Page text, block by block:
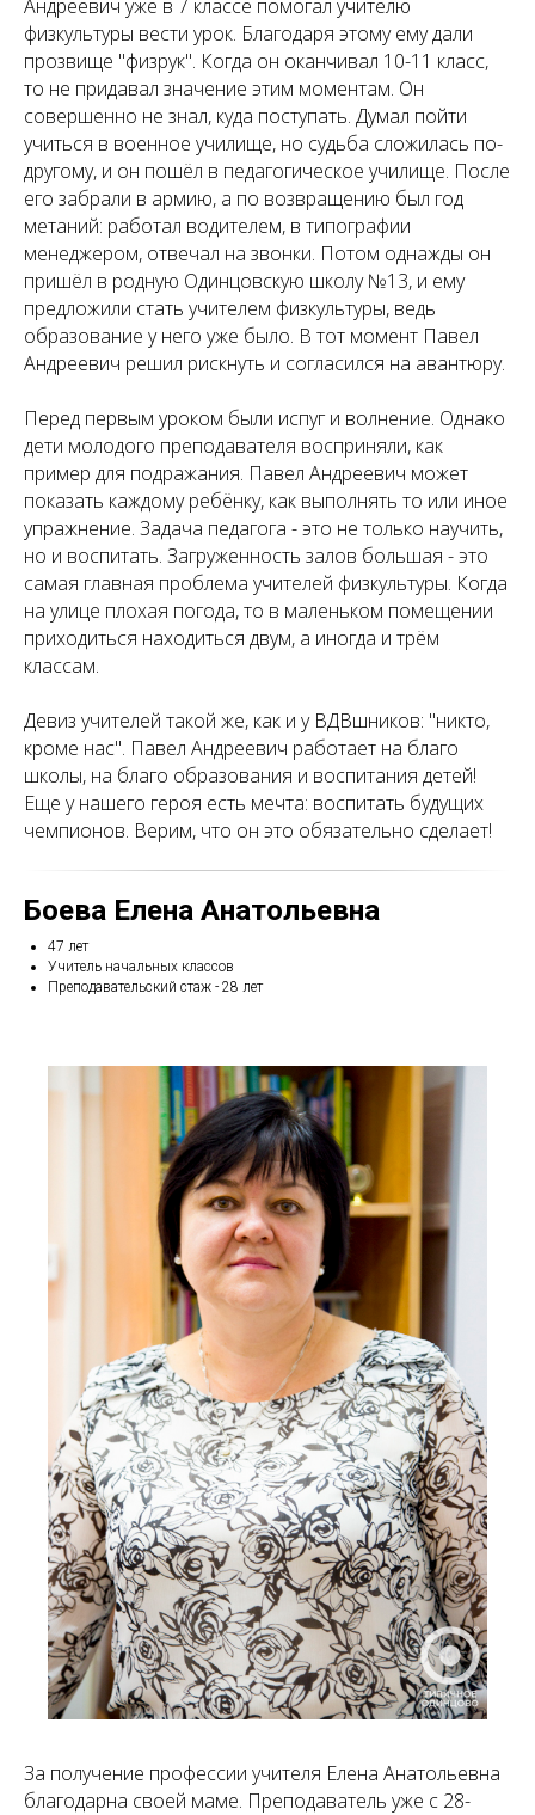
Андреевич уже в 7 классе помогал учителю
физкультуры вести урок. Благодаря этому ему дали
прозвище "физрук". Когда он оканчивал 10-11 класс,
то не придавал значение этим моментам. Он
совершенно не знал, куда поступать. Думал пойти
учиться в военное училище, но судьба сложилась по-
другому, и он пошёл в педагогическое училище. После
его забрали в армию, а по возвращению был год
метаний: работал водителем, в типографии
менеджером, отвечал на звонки. Потом однажды он
пришёл в родную Одинцовскую школу №13, и ему
предложили стать учителем физкультуры, ведь
образование у него уже было. В тот момент Павел
Андреевич решил рискнуть и согласился на авантюру.
Перед первым уроком были испуг и волнение. Однако
дети молодого преподавателя восприняли, как
пример для подражания. Павел Андреевич может
показать каждому ребёнку, как выполнять то или иное
упражнение. Задача педагога - это не только научить,
но и воспитать. Загруженность залов большая - это
самая главная проблема учителей физкультуры. Когда
на улице плохая погода, то в маленьком помещении
приходиться находиться двум, а иногда и трём
классам.
Девиз учителей такой же, как и у ВДВшников: "никто,
кроме нас". Павел Андреевич работает на благо
школы, на благо образования и воспитания детей!
Еще у нашего героя есть мечта: воспитать будущих
чемпионов. Верим, что он это обязательно сделает!
Боева Елена Анатольевна
47 лет
Учитель начальных классов
Преподавательский стаж - 28 лет
За получение профессии учителя Елена Анатольевна
благодарна своей маме. Преподаватель уже с 28-